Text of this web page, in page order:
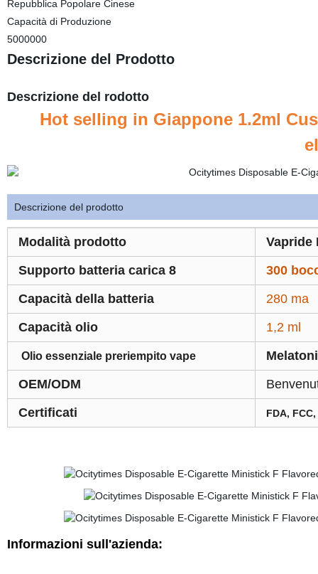
Repubblica Popolare Cinese
Capacità di Produzione
5000000
Descrizione del Prodotto
Descrizione del rodotto
Hot selling in Giappone 1.2ml
Descrizione del prodotto
Modalità prodotto
Vapride
Supporto batteria carica 8
300
Capacità della batteria
280 ma
Capacità olio
1,2 ml
Olio essenziale preriempito vape
OEM/ODM
Certificati
FDA,
Informazioni sull'azienda: